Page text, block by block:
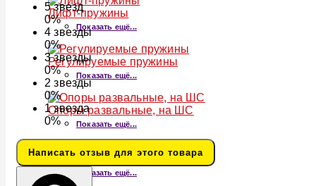
Лифт-пружины
Показать ещё...
Регулируемые пружины
Показать ещё...
Опоры развальные, на ШС
Показать ещё...
Аиркапсы
Показать ещё...
5звезд
0%
4звезды
0%
3звезды
0%
2звезды
0%
1звезда
0%
Написать отзыв для этого товара